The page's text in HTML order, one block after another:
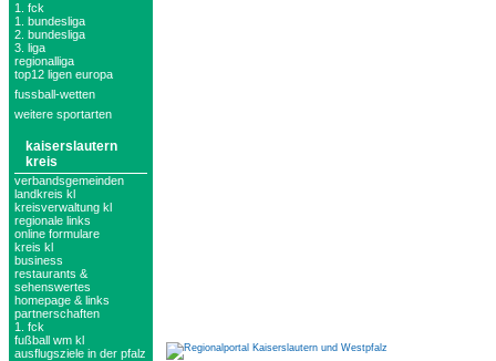
1. fck
1. bundesliga
2. bundesliga
3. liga
regionalliga
top12 ligen europa
fussball-wetten
weitere sportarten
kaiserslautern
kreis
verbandsgemeinden
landkreis kl
kreisverwaltung kl
regionale links
online formulare
kreis kl
business
restaurants &
sehenswertes
homepage & links
partnerschaften
1. fck
fußball wm kl
ausflugsziele in der pfalz